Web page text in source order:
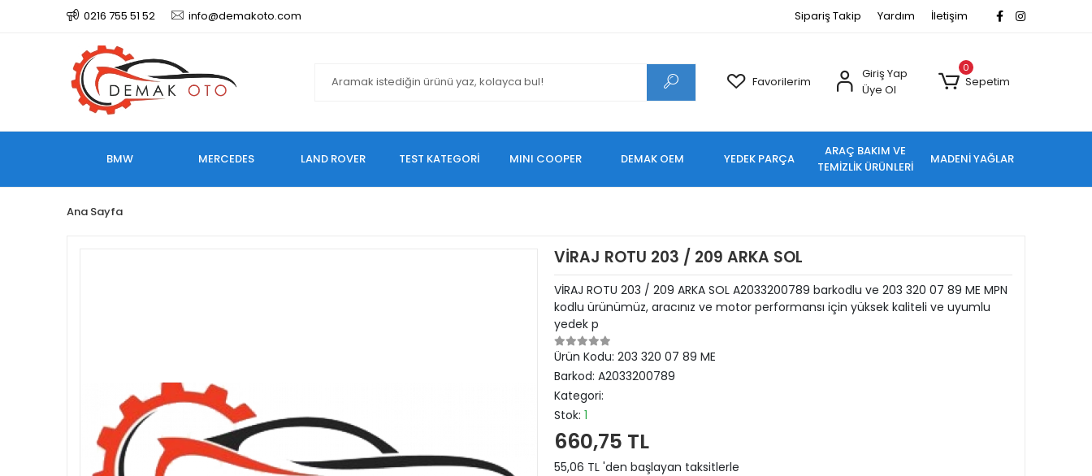
0216 755 51 52 info@demakoto.com Sipariş Takip Yardım İletişim
Favorilerim
Giriş Yap
Üye Ol
0
Sepetim
BMW MERCEDES LAND ROVER TEST KATEGORİ MINI COOPER DEMAK OEM YEDEK PARÇA
ARAÇ BAKIM VE
TEMİZLİK ÜRÜNLERİ
MADENİ YAĞLAR
Ana Sayfa
VİRAJ ROTU 203 / 209 ARKA SOL
VİRAJ ROTU 203 / 209 ARKA SOL A2033200789 barkodlu ve 203 320 07 89 ME MPN
kodlu ürünümüz, aracınız ve motor performansı için yüksek kaliteli ve uyumlu
yedek p
Ürün Kodu: 203 320 07 89 ME
Barkod: A2033200789
Kategori:
Stok: 1
660,75 TL
55,06 TL 'den başlayan taksitlerle